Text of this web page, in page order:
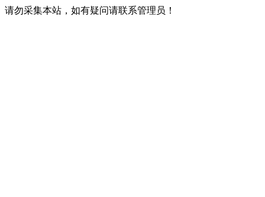
请勿采集本站，如有疑问请联系管理员！